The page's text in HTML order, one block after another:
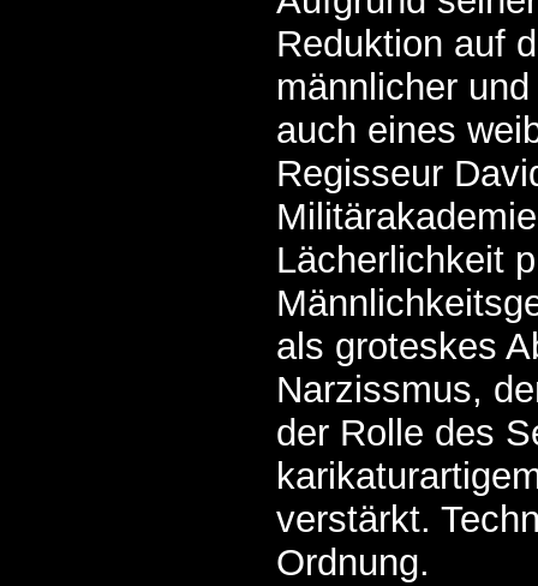
Reduktion auf
männlicher
auch eines
Regisseur
Lächerlichkeit
als groteskes
Narzissmus,
der Rolle des
verstärkt.
Ordnung.